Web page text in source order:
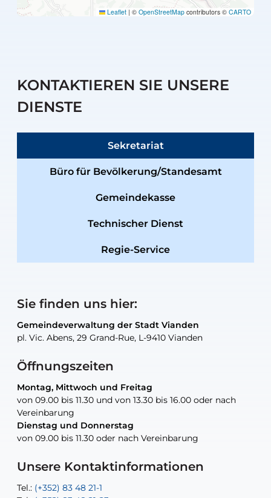
Leaflet | © OpenStreetMap contributors © CARTO
KONTAKTIEREN SIE UNSERE
DIENSTE
Sekretariat
Büro für Bevölkerung/Standesamt
Gemeindekasse
Technischer Dienst
Regie-Service
Sie finden uns hier:
Gemeindeverwaltung der Stadt Vianden
pl. Vic. Abens, 29 Grand-Rue, L-9410 Vianden
Öffnungszeiten
Montag, Mittwoch und Freitag
von 09.00 bis 11.30 und von 13.30 bis 16.00 oder nach
Vereinbarung
Dienstag und Donnerstag
von 09.00 bis 11.30 oder nach Vereinbarung
Unsere Kontaktinformationen
Tel.: (+352) 83 48 21-1
Gemeindeverwaltung der Stadt Vianden
pl. Vic. Abens, 29 Grand-Rue, L-9410 Vianden
Montag, Mittwoch und Freitag
von 09.00 bis 11.30 und von 13.30 bis 16.00 oder nach
Vereinbarung
Dienstag und Donnerstag
von 09.00 bis 11.30 oder nach Vereinbarung
Tel.: (+352) 83 48 21-20
Gemeindeverwaltung der Stadt Vianden
pl. Vic. Abens, 29 Grand-Rue, L-9410 Vianden
nur nach Vereinbarung
Tel.: (+352) 83 48 21-24
Gemeindeverwaltung der Stadt Vianden
pl. Vic. Abens, 29 Grand-Rue, L-9410 Vianden
nur nach Vereinbarung
E-Mail: aisha.abdullah@vianden.lu
E-Mail:jos.cormemans@vianden.lu
Gemeindewerkstatt der Stadt Vianden
30, rue Neugarten, L-9422 Vianden
nur nach Vereinbarung
Tel.: (+352) 83 48 21-51
E-Mail:atelier@vianden.lu